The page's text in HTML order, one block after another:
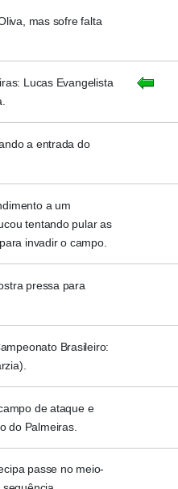
mas sofre falta
Lucas Evangelista
a entrada do
a um
tentando pular as
invadir o campo.
pressa para
Brasileiro:
de ataque e
do Palmeiras.
passe no meio-